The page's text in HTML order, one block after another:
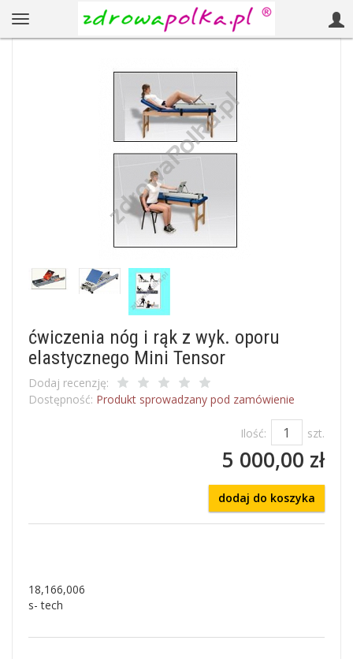
ćwiczenia nóg i rąk z wyk. oporu
elastycznego Mini Tensor
Dodaj recenzję:
Dostępność: Produkt sprowadzany pod zamówienie
Ilość: szt.
5 000,00 zł
dodaj do koszyka
18,166,006
s- tech